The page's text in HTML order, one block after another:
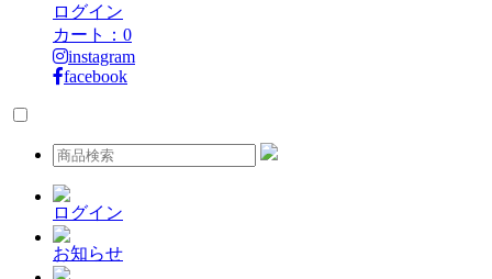
ログイン
カート： 0
instagram
facebook
ログイン
お知らせ